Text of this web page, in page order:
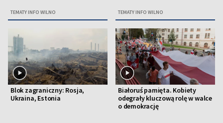
TEMATY INFO WILNO TEMATY INFO WILNO
Blok zagraniczny: Rosja,
Ukraina, Estonia
Białoruś pamięta. Kobiety
odegrały kluczową rolę w walce
o demokrację